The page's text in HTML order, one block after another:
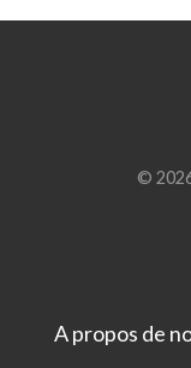
©
A propos de